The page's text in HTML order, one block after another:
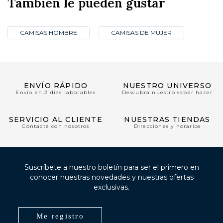
CAMISAS HOMBRE CAMISAS DE MUJER
ENVÍO RÁPIDO
Envío en 2 días laborables
NUESTRO UNIVERSO
Descubra nuestro saber hacer
SERVICIO AL CLIENTE
Contacte con nosotros
NUESTRAS TIENDAS
Direcciones y horarios
Suscríbete a nuestro boletín para ser el primero en
conocer nuestras novedades y nuestras ofertas
exclusivas.
Me registro